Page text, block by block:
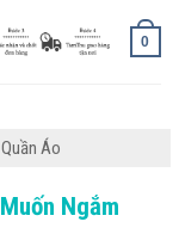
0
Áo
Ngắm